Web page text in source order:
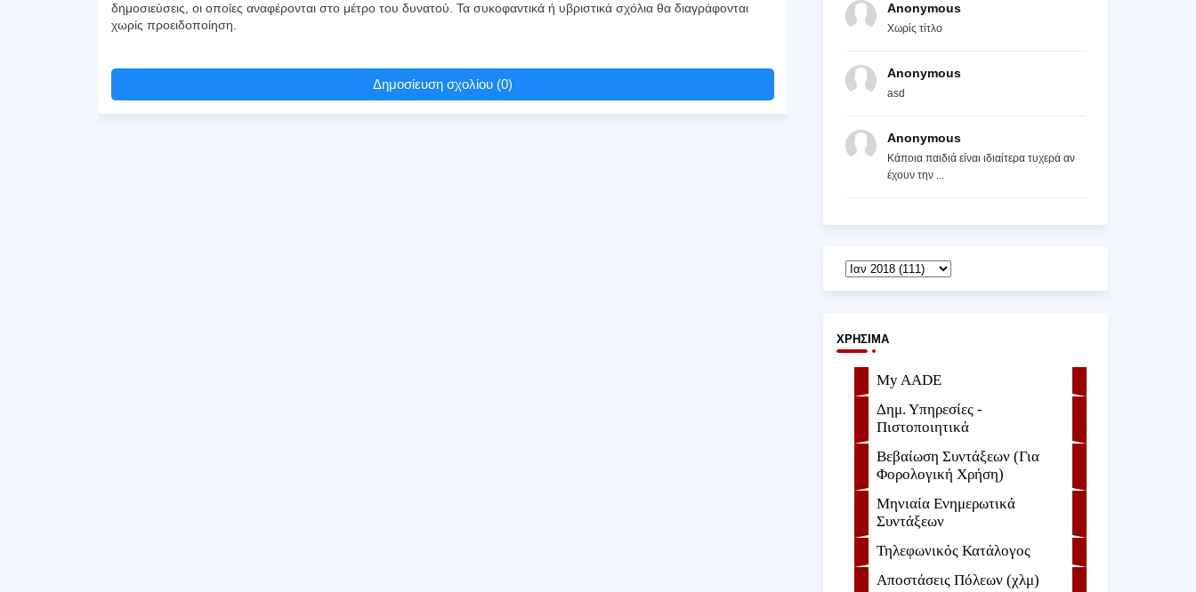
δημοσιεύσεις, οι οποίες αναφέρονται στο μέτρο του δυνατού. Τα συκοφαντικά ή υβριστικά σχόλια θα διαγράφονται
χωρίς προειδοποίηση.
Δημοσίευση σχολίου (0)
Anonymous
Χωρίς τίτλο
Anonymous
asd
Anonymous
Κάποια παιδιά είναι ιδιαίτερα τυχερά αν
έχουν την ...
ΧΡΉΣΙΜΑ
My AADE
Δημ. Υπηρεσίες -
Πιστοποιητικά
Βεβαίωση Συντάξεων (Για
Φορολογική Χρήση)
Μηνιαία Ενημερωτικά
Συντάξεων
Τηλεφωνικός Κατάλογος
Αποστάσεις Πόλεων (χλμ)